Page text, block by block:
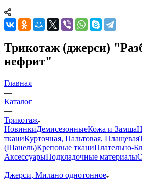
Трикотаж (джерси)
нефрит"
Главная
—
Каталог
—
Трикотаж
НовинкиДемисезонныеКожа и Замша
тканиКурточная, Пальтовая, Плащевая
(Шанель)Креповые тканиПлательно-
АксессуарыПодкладочные материалы
—
Джерси, Милано однотонное